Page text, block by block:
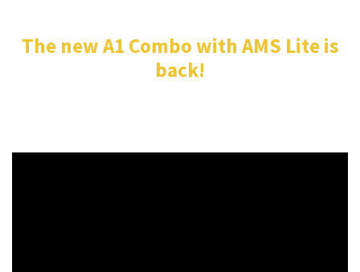
The new A1 Combo with AMS Lite is
back!